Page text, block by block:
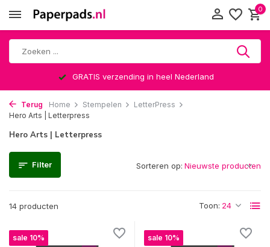
0
GRATIS verzending in heel Nederland
Terug Home Stempelen
LetterPress
Hero Arts | Letterpress
Hero Arts | Letterpress
Filter
14 producten Toon:
Sorteren op:
sale 10% sale 10%